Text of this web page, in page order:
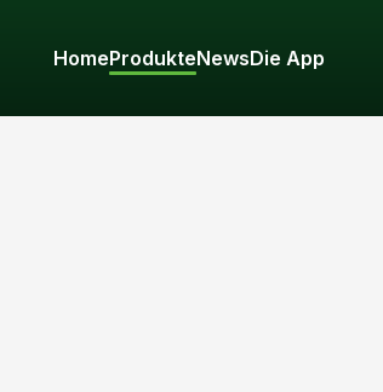
HomeProdukteNewsDie App